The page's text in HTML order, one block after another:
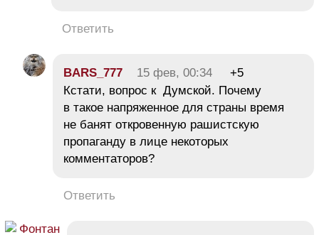
Ответить
BARS_777 15 фев, 00:34
+5
Кстати, вопрос к Думской. Почему
в такое напряженное для страны время
не банят откровенную рашистскую
пропаганду в лице некоторых
комментаторов?
Ответить